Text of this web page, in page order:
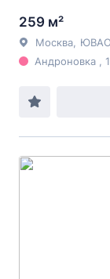
259 м²
Москва ЮВАО
Андроновка ,